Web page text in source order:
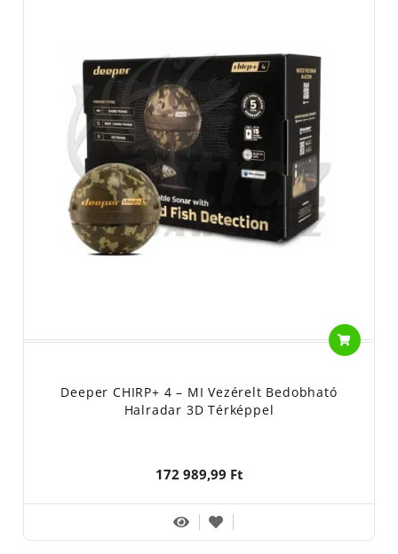
Deeper CHIRP+ 4 – MI Vezérelt Bedobható
Halradar 3D Térképpel
172 989,99 Ft